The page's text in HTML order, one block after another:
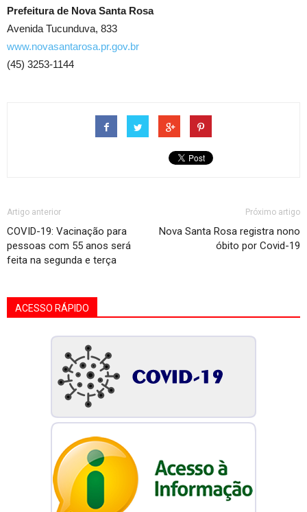
Prefeitura de Nova Santa Rosa
Avenida Tucunduva, 833
www.novasantarosa.pr.gov.br
(45) 3253-1144
Artigo anterior
COVID-19: Vacinação para
pessoas com 55 anos será
feita na segunda e terça
Próximo artigo
Nova Santa Rosa registra nono
óbito por Covid-19
ACESSO RÁPIDO